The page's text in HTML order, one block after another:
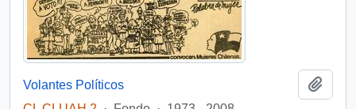
Volantes Políticos